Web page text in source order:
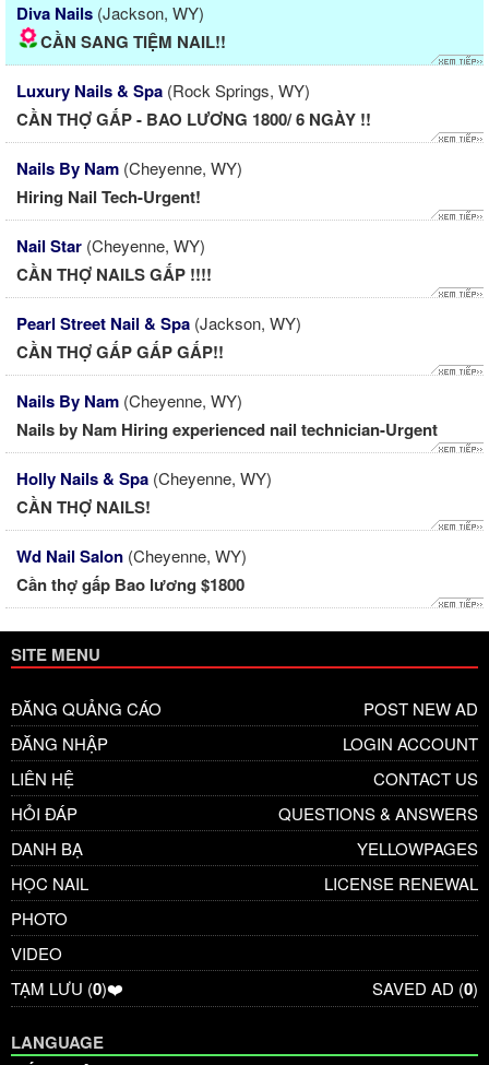
Diva Nails (Jackson, WY)
CẦN SANG TIỆM NAIL!!
Luxury Nails & Spa (Rock Springs, WY)
CẦN THỢ GẤP - BAO LƯƠNG 1800/ 6 NGÀY !!
Nails By Nam (Cheyenne, WY)
Hiring Nail Tech-Urgent!
Nail Star (Cheyenne, WY)
CẦN THỢ NAILS GẤP !!!!
Pearl Street Nail & Spa (Jackson, WY)
CẦN THỢ GẤP GẤP GẤP!!
Nails By Nam (Cheyenne, WY)
Nails by Nam Hiring experienced nail technician-Urgent
Holly Nails & Spa (Cheyenne, WY)
CẦN THỢ NAILS!
Wd Nail Salon (Cheyenne, WY)
Cần thợ gấp Bao lương $1800
SITE MENU
ĐĂNG QUẢNG CÁO
POST NEW AD
ĐĂNG NHẬP
LOGIN ACCOUNT
LIÊN HỆ
CONTACT US
HỎI ĐÁP
QUESTIONS & ANSWERS
DANH BẠ
YELLOWPAGES
HỌC NAIL
LICENSE RENEWAL
PHOTO
VIDEO
TẠM LƯU (0)❤️ SAVED AD (0)
LANGUAGE